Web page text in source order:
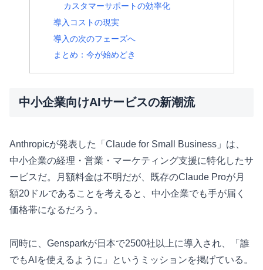
カスタマーサポートの効率化
導入コストの現実
導入の次のフェーズへ
まとめ：今が始めどき
中小企業向けAIサービスの新潮流
Anthropicが発表した「Claude for Small Business」は、
中小企業の経理・営業・マーケティング支援に特化したサ
ービスだ。月額料金は不明だが、既存のClaude Proが月
額20ドルであることを考えると、中小企業でも手が届く
価格帯になるだろう。
同時に、Gensparkが日本で2500社以上に導入され、「誰
でもAIを使えるように」というミッションを掲げている。